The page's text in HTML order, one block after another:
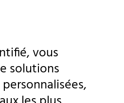
vous
solutions
personnalisées,